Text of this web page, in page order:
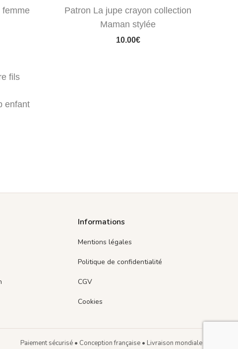
femme
Patron La jupe crayon collection
Maman stylée
10.00€
enfant
Informations
Mentions légales
Politique de confidentialité
CGV
Cookies
Paiement sécurisé • Conception française • Livraison mondiale